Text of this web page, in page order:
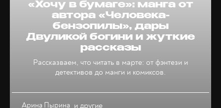
«Хочу в бумаге»: манга от
автора «Человека-
бензопилы», дары
Двуликой богини и жуткие
рассказы
Рассказваем, что читать в марте: от фэнтези и
детективов до манги и комиксов.
Арина Пырина и другие